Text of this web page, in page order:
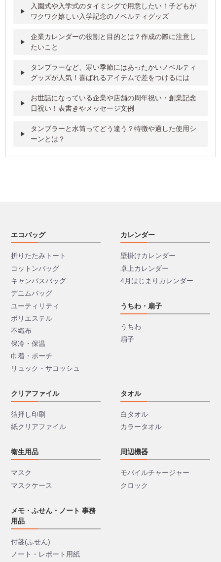
入園式や入学式のタイミングで用意したい！子どもが
ワクワク嬉しい入学記念のノベルティグッズ
企業カレンダーの役割と目的とは？作成の際に注意し
たいこと
タンブラーなど、寒い季節にはあったかいノベルティ
グッズが人気！喜ばれるアイテムで差をつけるには
お世話になっている企業や店舗の周年祝い・創業記念
日祝い！表書きやメッセージ文例
タンブラーと水筒ってどう違う？特徴や適した使用シ
ーンとは？
エコバッグ
折りたたみトート
コットンバッグ
キャンバスバッグ
デニムバッグ
ユーティリティ
ポリエステル
不織布
保冷・保温
巾着・ポーチ
リュック・サコッシュ
カレンダー
壁掛けカレンダー
卓上カレンダー
4月はじまりカレンダー
うちわ・扇子
うちわ
扇子
クリアファイル
箔押し印刷
紙クリアファイル
衛生用品
マスク
マスクケース
タオル
白タオル
カラータオル
周辺機器
モバイルチャージャー
クロック
メモ・ふせん・ノート 事務
用品
付箋(ふせん)
ノート・レポート用紙